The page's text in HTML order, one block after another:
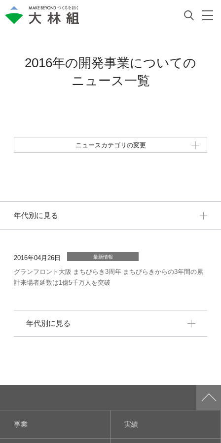
2016年の開発事業についての
ニュース一覧
ニュースカテゴリの変更
年代別に見る
2016年04月26日 最新情報
グランフロント大阪 まちびらき3周年 まちびらきからの3年間の累
計来場者延数は1億5千万人を突破
年代別に見る
事業 実績